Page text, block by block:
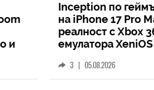
и
Inception по
на iPhone 17 Pro
реалност с Xbox
емулатора XeniOS
3 | 05.08.2026